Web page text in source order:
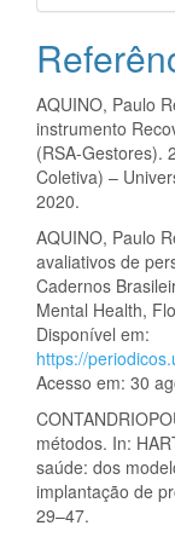
AQUINO, Paulo
instrumento
(RSA-Gestores).
Coletiva) –
2020.
AQUINO, Paulo
avaliativos de
Cadernos
Mental Health,
Disponível em:
https://
Acesso em: 30
métodos. In:
saúde: dos
implantação de
29–47.